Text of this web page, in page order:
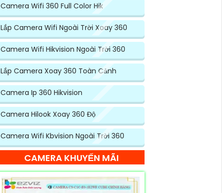
Camera Wifi 360 Full Color Hik
Lắp Camera Wifi Ngoài Trời Xoay 360
Camera Wifi Hikvision Ngoài Trời 360
Lắp Camera Xoay 360 Toàn Cảnh
Camera Ip 360 Hikvision
Camera Hilook Xoay 360 Độ
Camera Wifi Kbvision Ngoài Trời 360
CAMERA KHUYẾN MÃI